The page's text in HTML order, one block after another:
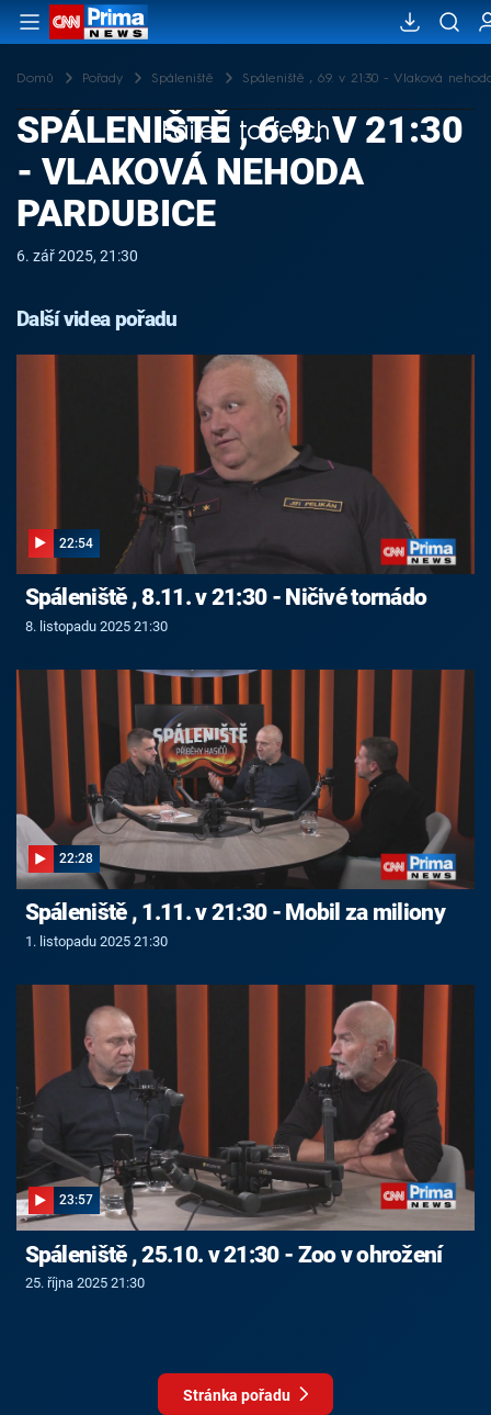
Domů Pořady Spáleniště Spáleniště , 6.9. v 21:30 - Vlaková
Failed to fetch
SPÁLENIŠTĚ , 6.9. V 21:30
- VLAKOVÁ NEHODA
PARDUBICE
6. zář 2025, 21:30
Další videa pořadu
22:54
Spáleniště , 8.11. v 21:30 - Ničivé tornádo
8. listopadu 2025 21:30
22:28
Spáleniště , 1.11. v 21:30 - Mobil za miliony
1. listopadu 2025 21:30
23:57
Spáleniště , 25.10. v 21:30 - Zoo v ohrožení
25. října 2025 21:30
Stránka pořadu